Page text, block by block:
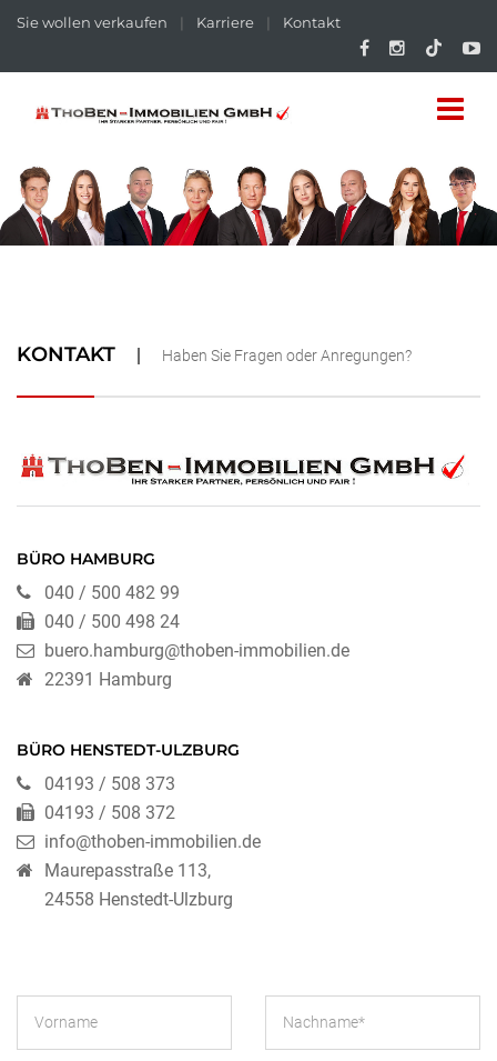
Sie wollen verkaufen | Karriere | Kontakt
KONTAKT Haben Sie Fragen oder Anregungen?
BÜRO HAMBURG
040 / 500 482 99
040 / 500 498 24
buero.hamburg@thoben-immobilien.de
22391 Hamburg
BÜRO HENSTEDT-ULZBURG
04193 / 508 373
04193 / 508 372
info@thoben-immobilien.de
Maurepasstraße 113,
24558 Henstedt-Ulzburg